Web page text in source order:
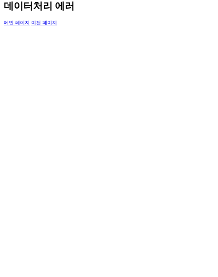
데이터처리 에러
메인 페이지 이전 페이지